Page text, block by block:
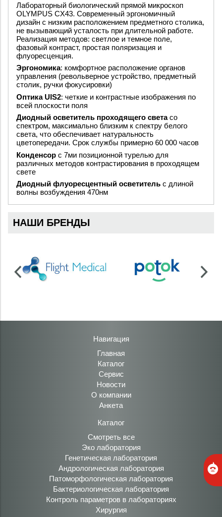
Лабораторный биологический прямой микроскоп
OLYMPUS CX43. Современный эргономичный
дизайн с низким расположением предметного столика,
не вызывающий усталость при длительной работе.
Реализация методов: светлое и темное поле,
фазовый контраст, простая поляризация и
флуоресценция.
Эргономика: комфортное расположение органов
управления (револьверное устройство, предметный
столик, ручки фокусировки)
Оптика UIS2: четкие и контрастные изображения по
всей плоскости поля
Диодный осветитель проходящего светасо
спектром, максимально близким к спектру белого
света, что обеспечивает натуральность
цветопередачи. Срок службы примерно 60 000 часов
Конденсор с 7ми позиционной турелью для
различных методов контрастирования в проходящем
свете
Диодный флуоресцентный осветитель с длиной
волны возбуждения 470нм
НАШИ БРЕНДЫ
Навигация
Главная
Каталог
Сервис
Новости
О компании
Анкета
Каталог
Смотреть все
Эко лаборатория
Генетическая лаборатория
Андрологическая лаборатория
Патоморфологическая лаборатория
Бактериологическая лаборатория
Контроль параметров в лабораториях
Хирургия